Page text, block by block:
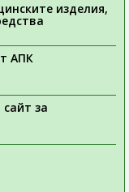
изделия,
АПК
за